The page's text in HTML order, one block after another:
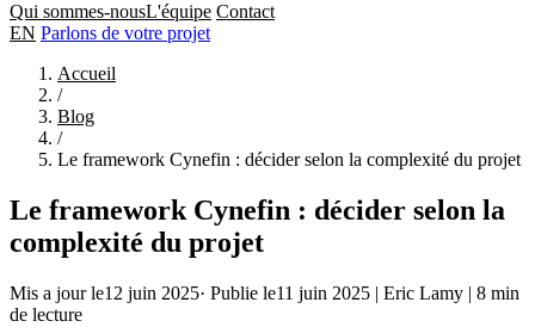
Qui sommes-nousL'équipe Contact
EN Parlons de votre projet
Accueil
/
Blog
/
Le framework Cynefin : décider selon la complexité du projet
Le framework Cynefin : décider selon la
complexité du projet
Mis a jour le12 juin 2025· Publie le11 juin 2025 | Eric Lamy | 8 min
de lecture